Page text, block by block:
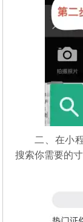
二、在小
搜索你需要的